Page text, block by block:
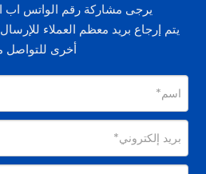
يرجى مشاركة رقم الواتس اب
يتم إرجاع بريد معظم العملاء
أخرى للتواصل